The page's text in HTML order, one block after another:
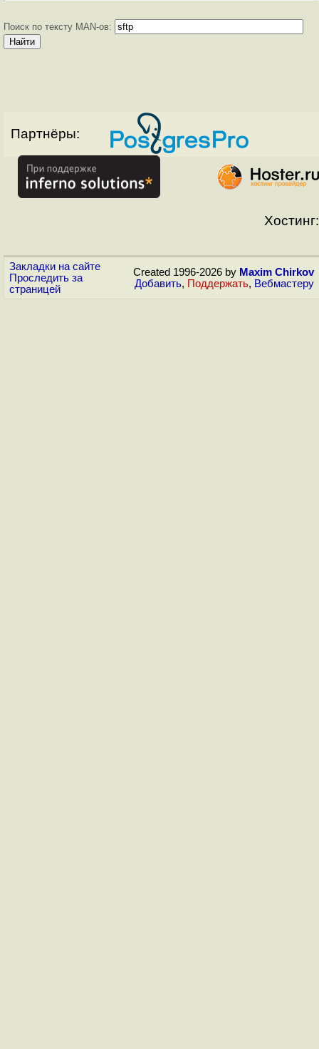
Поиск по тексту MAN-ов:
Партнёры:
Хостинг:
Закладки на сайте
Проследить за
страницей
Created 1996-2026 by Maxim Chirkov
Добавить, Поддержать, Вебмастеру